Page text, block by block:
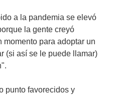
a la pandemia se elevó
la gente creyó
para adoptar un
(si así se le puede llamar)
punto favorecidos y